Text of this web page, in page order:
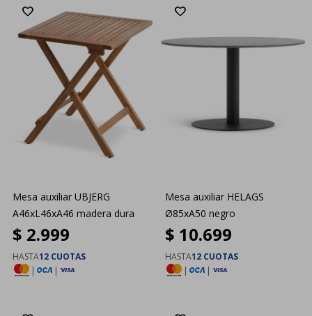
Mesa auxiliar UBJERG
A46xL46xA46 madera dura
$ 2.999
HASTA12 CUOTAS
|
|
Mesa auxiliar HELAGS
Ø85xA50 negro
$ 10.699
HASTA12 CUOTAS
|
|